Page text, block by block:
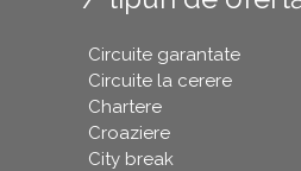
Circuite garantate
Circuite la cerere
Chartere
Croaziere
City break